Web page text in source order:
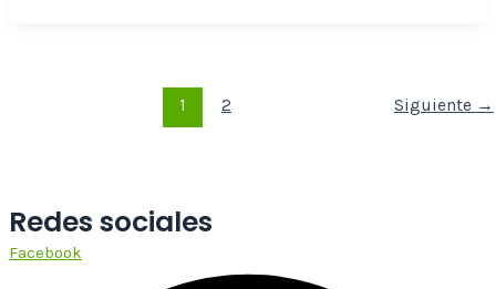
1 2 Siguiente →
Redes sociales
Facebook